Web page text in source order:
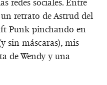
retrato de Astrud del
Punk pinchando en
sin máscaras), mis
de Wendy y una